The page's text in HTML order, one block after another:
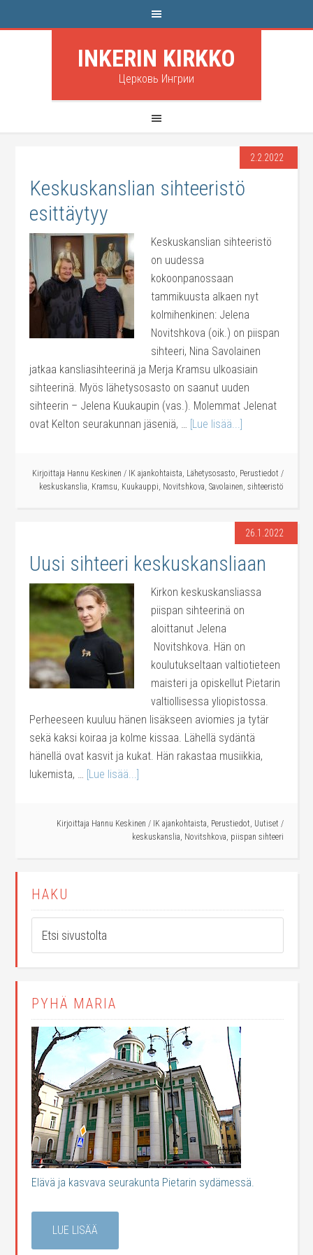
INKERIN KIRKKO
Церковь Ингрии
2.2.2022
Keskuskanslian sihteeristö
esittäytyy
Keskuskanslian sihteeristö
on uudessa
kokoonpanossaan
tammikuusta alkaen nyt
kolmihenkinen: Jelena
Novitshkova (oik.) on piispan
sihteeri, Nina Savolainen
jatkaa kansliasihteerinä ja Merja Kramsu ulkoasiain
sihteerinä. Myös lähetysosasto on saanut uuden
sihteerin – Jelena Kuukaupin (vas.). Molemmat Jelenat
ovat Kelton seurakunnan jäseniä, … [Lue lisää...]
Kirjoittaja Hannu Keskinen / IK ajankohtaista, Lähetysosasto, Perustiedot /
keskuskanslia, Kramsu, Kuukauppi, Novitshkova, Savolainen, sihteeristö
26.1.2022
Uusi sihteeri keskuskansliaan
Kirkon keskuskansliassa
piispan sihteerinä on
aloittanut Jelena
Novitshkova. Hän on
koulutukseltaan valtiotieteen
maisteri ja opiskellut Pietarin
valtiollisessa yliopistossa.
Perheeseen kuuluu hänen lisäkseen aviomies ja tytär
sekä kaksi koiraa ja kolme kissaa. Lähellä sydäntä
hänellä ovat kasvit ja kukat. Hän rakastaa musiikkia,
lukemista, … [Lue lisää...]
Kirjoittaja Hannu Keskinen / IK ajankohtaista, Perustiedot, Uutiset /
keskuskanslia, Novitshkova, piispan sihteeri
HAKU
PYHÄ MARIA
Elävä ja kasvava seurakunta Pietarin sydämessä.
LUE LISÄÄ